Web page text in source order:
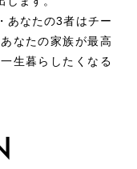
あなたの3者はチー
あなたの家族が最高
生暮らしたくなる